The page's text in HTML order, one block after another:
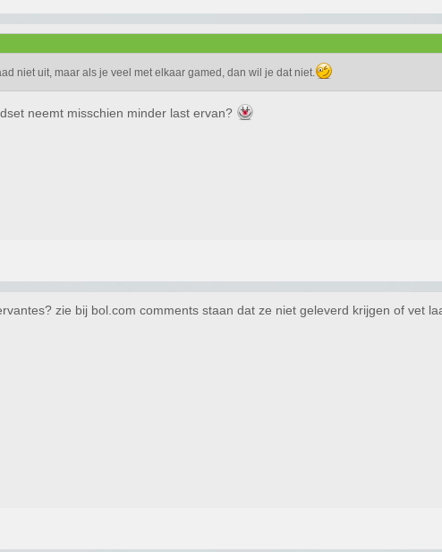
niet uit, maar als je veel met elkaar gamed, dan wil je dat niet.
neemt misschien minder last ervan?
zie bij bol.com comments staan dat ze niet geleverd krijgen of vet